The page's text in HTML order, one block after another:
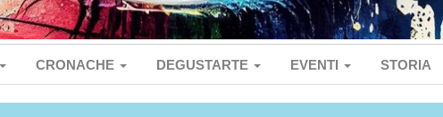
CRONACHE DEGUSTARTE EVENTI STORIA